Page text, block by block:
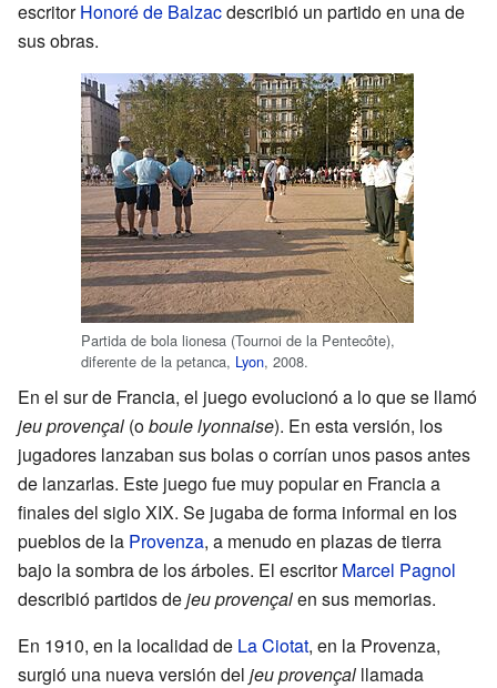
escritorHonoré de Balzacdescribió un partido en una de
sus obras.
Partida de bola lionesa (Tournoi de la Pentecôte),
diferente de la petanca, Lyon, 2008.
En el sur de Francia, el juego evolucionó a lo que se llamó
jeu provençal (oboule lyonnaise). En esta versión, los
jugadores lanzaban sus bolas o corrían unos pasos antes
de lanzarlas. Este juego fue muy popular en Francia a
finales del siglo XIX. Se jugaba de forma informal en los
pueblos de la Provenza, a menudo en plazas de tierra
bajo la sombra de los árboles. El escritorMarcel Pagnol
describió partidos dejeu provençalen sus memorias.
En 1910, en la localidad de La Ciotat, en la Provenza,
surgió una nueva versión del jeu provençal llamada